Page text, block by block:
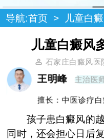
导航:首页 > 儿童白
儿童白癜风
石家庄白癜风医
王明峰 主治医
擅长：中医诊疗白
孩子患白癜风的越
同时，还会担心日后